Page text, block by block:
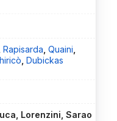
Rapisarda Quaini
Dubickas
Lorenzini, Sarao